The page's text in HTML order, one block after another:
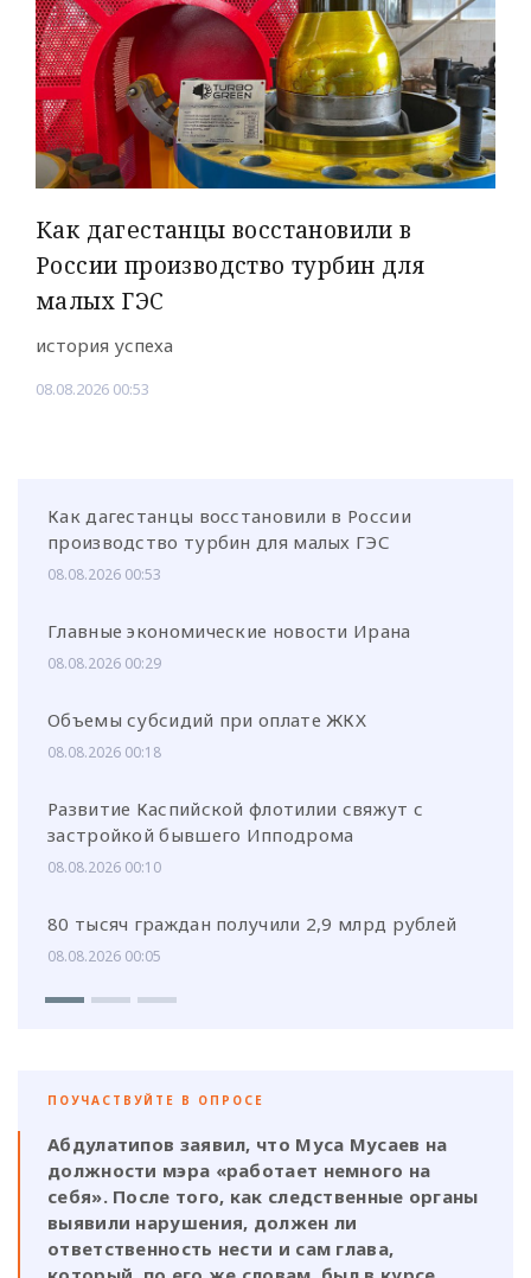
Как дагестанцы восстановили в
России производство турбин для
малых ГЭС
история успеха
08.08.2026 00:53
Как дагестанцы восстановили в России
производство турбин для малых ГЭС
08.08.2026 00:53
Главные экономические новости Ирана
08.08.2026 00:29
Объемы субсидий при оплате ЖКХ
08.08.2026 00:18
Развитие Каспийской флотилии свяжут с
застройкой бывшего Ипподрома
08.08.2026 00:10
80 тысяч граждан получили 2,9 млрд рублей
08.08.2026 00:05
ПОУЧАСТВУЙТЕ В ОПРОСЕ
Абдулатипов заявил, что Муса Мусаев на
должности мэра «работает немного на
себя». После того, как следственные органы
выявили нарушения, должен ли
ответственность нести и сам глава,